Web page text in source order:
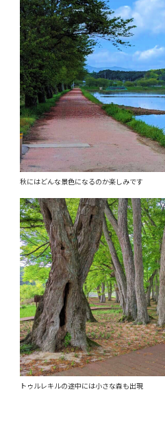
秋にはどんな景色になるのか楽しみです
トゥルレキルの途中には小さな森も出現